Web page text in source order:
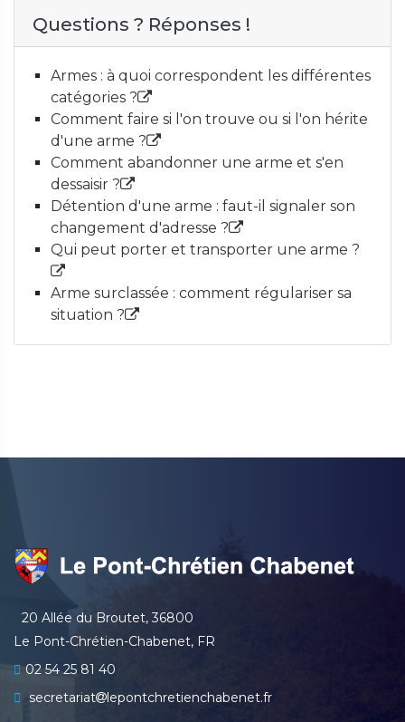
Questions ? Réponses !
Armes : à quoi correspondent les différentes
catégories ?
Comment faire si l'on trouve ou si l'on hérite
d'une arme ?
Comment abandonner une arme et s'en
dessaisir ?
Détention d'une arme : faut-il signaler son
changement d'adresse ?
Qui peut porter et transporter une arme ?
Arme surclassée : comment régulariser sa
situation ?
20 Allée du Broutet, 36800
Le Pont-Chrétien-Chabenet, FR
02 54 25 81 40
secretariat
lepontchretienchabenet.fr